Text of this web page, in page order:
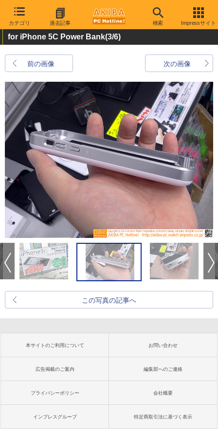
カテゴリ 過去記事 検索 Impressサイト
for iPhone 5C Power Bank(3/6)
前の画像 次の画像
この写真の記事へ
本サイトのご利用について お問い合わせ
広告掲載のご案内 編集部へのご連絡
プライバシーポリシー 会社概要
インプレスグループ 特定商取引法に基づく表示